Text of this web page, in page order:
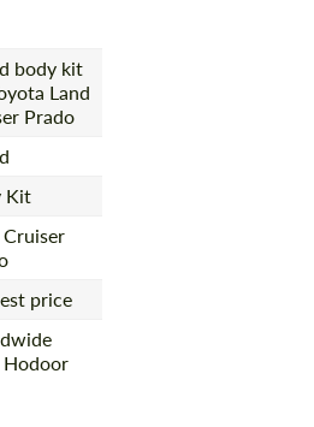
body kit
Land
Prado
Kit
Cruiser
price